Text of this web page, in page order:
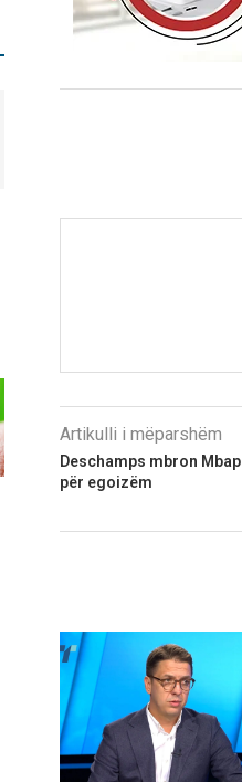
Artikulli i mëparshëm
Deschamps mbron
për egoizëm